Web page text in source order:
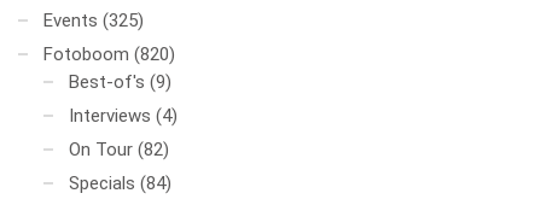
Events (325)
Fotoboom (820)
Best-of's (9)
Interviews (4)
On Tour (82)
Specials (84)